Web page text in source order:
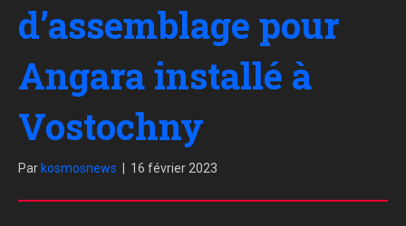
d’assemblage pour
Angara installé à
Vostochny
Par kosmosnews 16 février 2023